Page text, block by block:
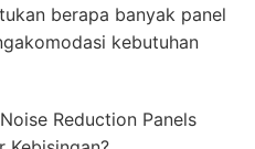
berapa banyak panel
kebutuhan
Reduction Panels